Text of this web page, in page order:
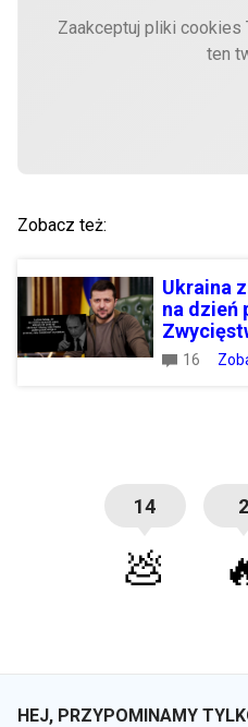
Zaakceptuj pliki
ten
Zobacz też:
Ukraina
na dzień
16
14
💩
2
HEJ, PRZYPOMINAMY